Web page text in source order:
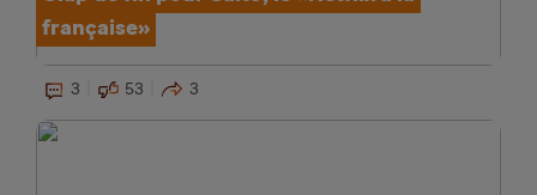
française»
3 53 3